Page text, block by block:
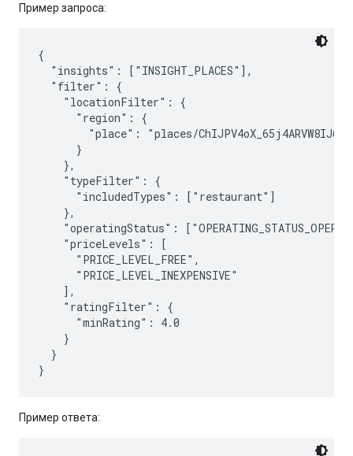
Пример запроса:
{
  "insights": ["INSIGHT_PLACES"],
  "filter": {
    "locationFilter": {
      "region": {
"place": "places/
      }
    },
    "typeFilter": {
      "includedTypes": ["restaurant"]
    },
"operatingStatus":
    "priceLevels": [
      "PRICE_LEVEL_FREE",
      "PRICE_LEVEL_INEXPENSIVE"
    ],
    "ratingFilter": {
      "minRating": 4.0
    }
  }
Пример ответа: